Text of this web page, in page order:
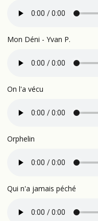
Mon Déni - Yvan P.
On l'a vécu
Orphelin
Qui n'a jamais péché